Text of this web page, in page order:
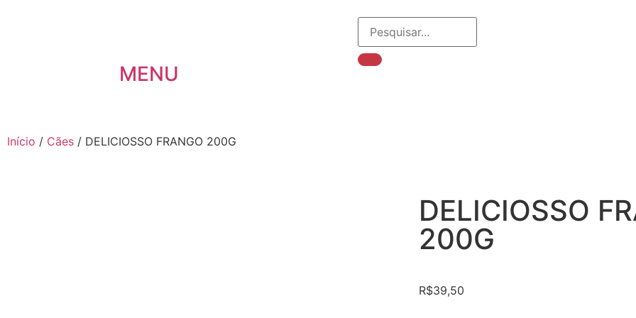
MENU
Início / Cães / DELICIOSSO FRANGO 200G
DELICIOSSO
200G
R$39,50